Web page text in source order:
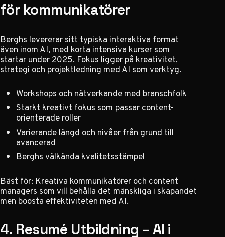
för kommunikatörer
Berghs levererar sitt typiska interaktiva format
även inom AI, med korta intensiva kurser som
startar under 2025. Fokus ligger på kreativitet,
strategi och projektledning med AI som verktyg.
Workshops och nätverkande med branschfolk
Starkt kreativt fokus som passar content-
orienterade roller
Varierande längd och nivåer från grund till
avancerad
Berghs välkända kvalitetsstämpel
Bäst för: Kreativa kommunikatörer och content
managers som vill behålla det mänskliga i skapandet
men boosta effektiviteten med AI.
4. Resumé Utbildning – AI i